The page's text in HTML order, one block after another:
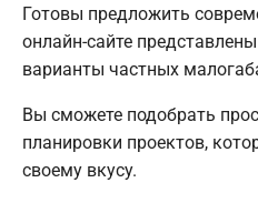
Готовы предложить
онлайн-сайте
варианты частных
Вы сможете подобрать
планировки проектов,
своему вкусу.